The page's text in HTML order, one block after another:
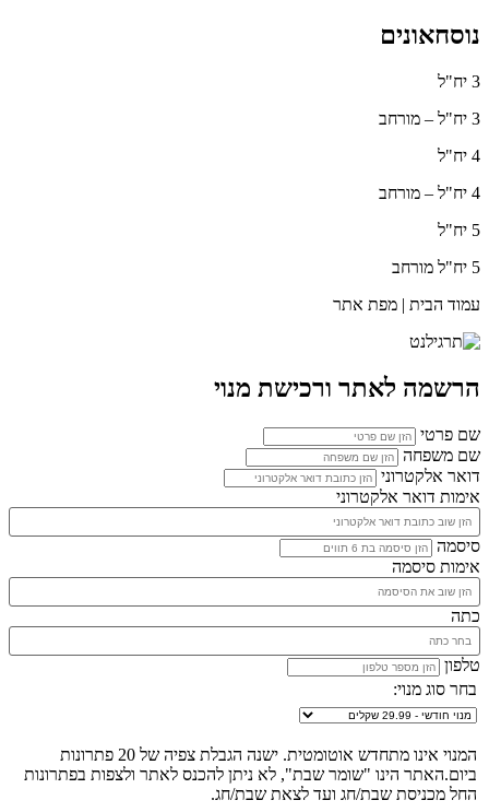
נוסחאונים
3 יח"ל
3 יח"ל – מורחב
4 יח"ל
4 יח"ל – מורחב
5 יח"ל
5 יח"ל מורחב
עמוד הבית | מפת אתר
הרשמה לאתר ורכישת מנוי
שם פרטי
שם משפחה
דואר אלקטרוני
אימות דואר אלקטרוני
סיסמה
אימות סיסמה
כתה
טלפון
בחר סוג מנוי:
המנוי אינו מתחדש אוטומטית. ישנה הגבלת צפיה של 20 פתרונות
ביום.האתר הינו "שומר שבת", לא ניתן להכנס לאתר ולצפות בפתרונות
החל מכניסת שבת/חג ועד לצאת שבת/חג.